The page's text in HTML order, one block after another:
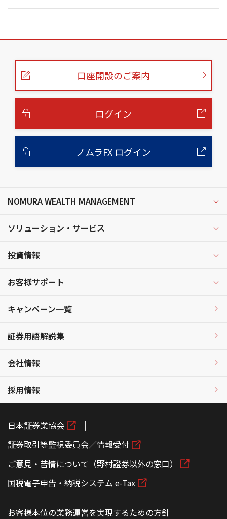
こ
口座開設のご案内
ログイン
ノムラFX ログイン
NOMURA WEALTH MANAGEMENT
ソリューション・サービス
投資情報
お客様サポート
キャンペーン一覧
証券用語解説集
会社情報
採用情報
日本証券業協会
証券取引等監視委員会／情報受付
ご意見・苦情について（野村證券以外の窓口）
国税電子申告・納税システム e-Tax
お客様本位の業務運営を実現するための方針